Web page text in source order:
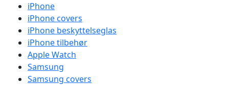
iPhone
iPhone covers
iPhone beskyttelseglas
iPhone tilbehør
Apple Watch
Samsung
Samsung covers